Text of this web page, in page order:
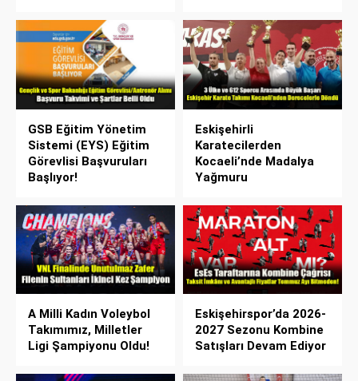
GSB Eğitim Yönetim
Sistemi (EYS) Eğitim
Görevlisi Başvuruları
Başlıyor!
Eskişehirli
Karatecilerden
Kocaeli’nde Madalya
Yağmuru
A Milli Kadın Voleybol
Takımımız, Milletler
Ligi Şampiyonu Oldu!
Eskişehirspor’da 2026-
2027 Sezonu Kombine
Satışları Devam Ediyor